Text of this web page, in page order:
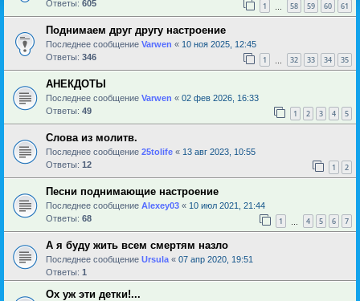
Ответы: 605 1 58 59 60 61
Поднимаем друг другу настроение
Последнее сообщение Varwen « 10 ноя 2025, 12:45
Ответы: 346 1 32 33 34 35
АНЕКДОТЫ
Последнее сообщение Varwen « 02 фев 2026, 16:33
Ответы: 49 1 2 3 4 5
Слова из молитв.
Последнее сообщение 25tolife « 13 авг 2023, 10:55
Ответы: 12 1 2
Песни поднимающие настроение
Последнее сообщение Alexey03 « 10 июл 2021, 21:44
Ответы: 68 1 4 5 6 7
А я буду жить всем смертям назло
Последнее сообщение Ursula « 07 апр 2020, 19:51
Ответы: 1
Ох уж эти детки!...